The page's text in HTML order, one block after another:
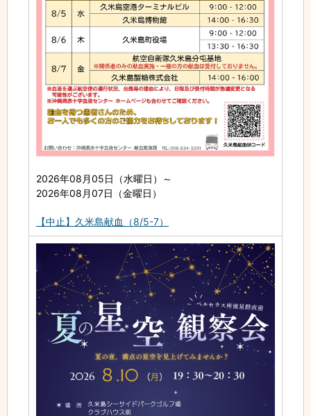
2026年08月05日（水曜日）
～
2026年08月07日（金曜日）
【中止】久米島献血（8/5-7）